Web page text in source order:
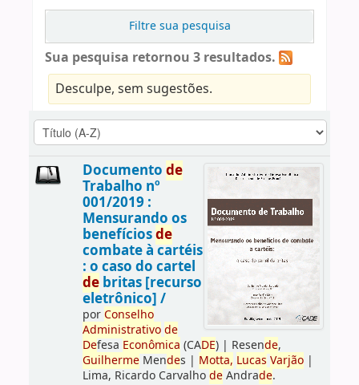
Filtre sua pesquisa
Sua pesquisa retornou 3 resultados.
Desculpe, sem sugestões.
Documento de
Trabalho nº
001/2019 :
Mensurando os
benefíciosde
combate à cartéis
: o caso do cartel
debritas [recurso
eletrônico] /
porConselho
Administrativo de
Defesa Econômica (CADE)| Resende,
GuilhermeMendes | Motta, Lucas Varjão|
Lima, Ricardo CarvalhodeAndrade.